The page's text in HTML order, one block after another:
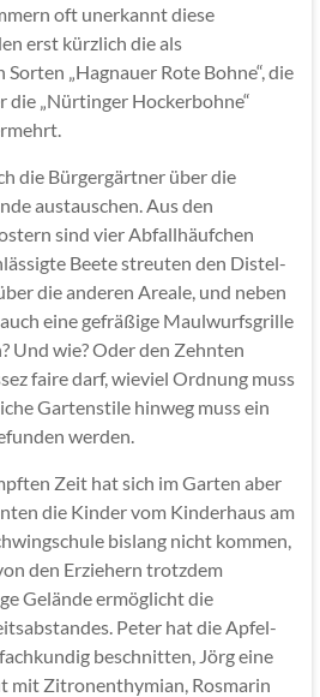
oft unerkannt diese
erst kürzlich die als
„Hagnauer Rote Bohne“, die
die „Nürtinger Hockerbohne“
die Bürgergärtner über die
austauschen. Aus den
sind vier Abfallhäufchen
Beete streuten den Distel-
die anderen Areale, und neben
eine gefräßige Maulwurfsgrille
Und wie? Oder den Zehnten
faire darf, wieviel Ordnung muss
Gartenstile hinweg muss ein
werden.
Zeit hat sich im Garten aber
die Kinder vom Kinderhaus am
bislang nicht kommen,
den Erziehern trotzdem
Gelände ermöglicht die
Peter hat die Apfel-
beschnitten, Jörg eine
mit Zitronenthymian, Rosmarin